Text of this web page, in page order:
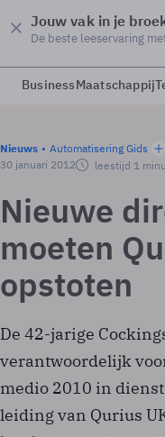
Jouw vak in je
De beste leeservaring
BusinessMaatschappij
Nieuws
Automatisering Gids
30 januari 2012
leestijd 1
Nieuwe
moeten
opstoten
De 42-jarige
verantwoordelijk
medio 2010 in
leiding van Qurius